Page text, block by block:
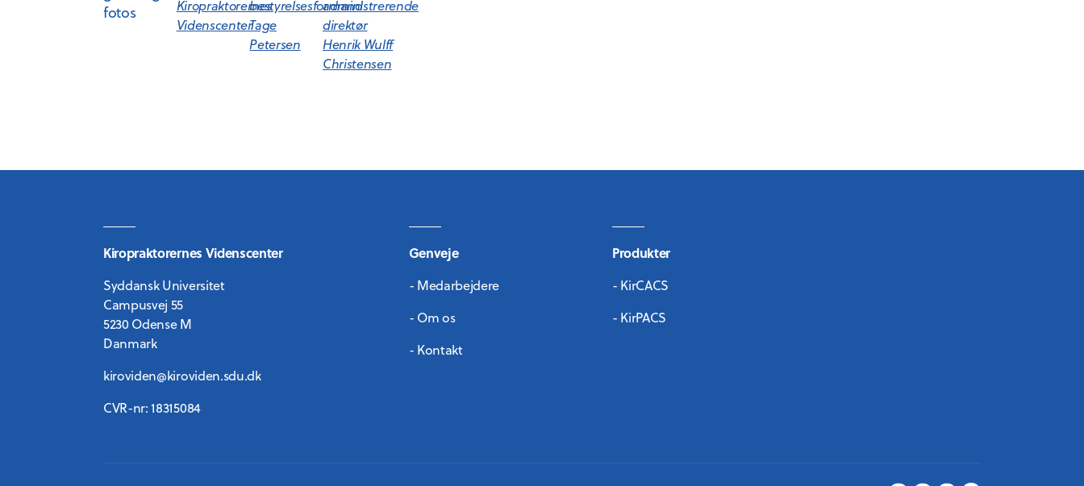
fotos
Kiropraktorernes
Videnscenter
bestyrelsesformand
Tage
Petersen
administrerende
direktør
Henrik Wulff
Christensen
Kiropraktorernes Videnscenter
Syddansk Universitet
Campusvej 55
5230 Odense M
Danmark
kiroviden@kiroviden.sdu.dk
CVR-nr: 18315084
Genveje
- Medarbejdere
- Om os
- Kontakt
Produkter
- KirCACS
- KirPACS